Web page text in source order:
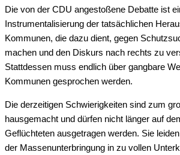
Die von der CDU angestoßene Debatte ist
Instrumentalisierung der tatsächlichen
Kommunen, die dazu dient, gegen
machen und den Diskurs nach rechts zu
Stattdessen muss endlich über gangbare
Kommunen gesprochen werden.
Die derzeitigen Schwierigkeiten sind zum
hausgemacht und dürfen nicht länger auf
Geflüchteten ausgetragen werden. Sie
der Massenunterbringung in zu vollen